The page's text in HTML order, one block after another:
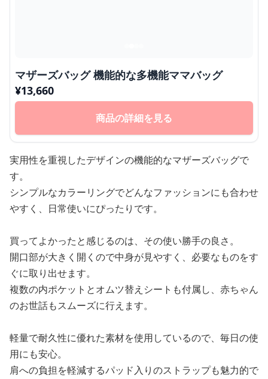
マザーズバッグ 機能的な多機能ママバッグ
¥13,660
商品の詳細を見る
実用性を重視したデザインの機能的なマザーズバッグで
す。
シンプルなカラーリングでどんなファッションにも合わせ
やすく、日常使いにぴったりです。
買ってよかったと感じるのは、その使い勝手の良さ。
開口部が大きく開くので中身が見やすく、必要なものをす
ぐに取り出せます。
複数の内ポケットとオムツ替えシートも付属し、赤ちゃん
のお世話もスムーズに行えます。
軽量で耐久性に優れた素材を使用しているので、毎日の使
用にも安心。
肩への負担を軽減するパッド入りのストラップも魅力的で